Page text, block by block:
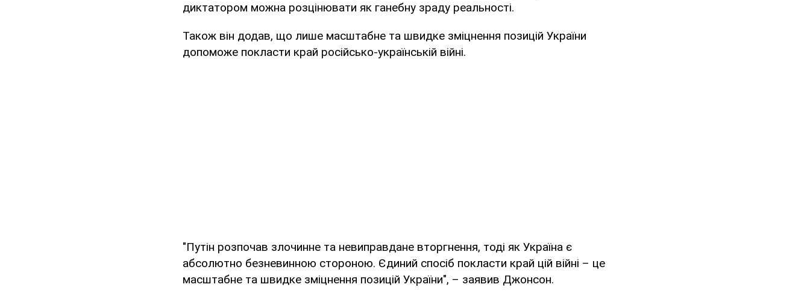
диктатором можна розцінювати як ганебну зраду реальності.
Також він додав, що лише масштабне та швидке зміцнення позицій України
допоможе покласти край російсько-українській війні.
"Путін розпочав злочинне та невиправдане вторгнення, тоді як Україна є
абсолютно безневинною стороною. Єдиний спосіб покласти край цій війні – це
масштабне та швидке зміцнення позицій України", – заявив Джонсон.